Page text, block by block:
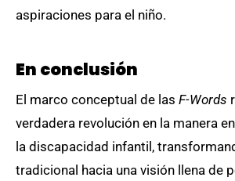
aspiraciones para el niño.
En conclusión
El marco conceptual de las F-Words
verdadera revolución en la manera
la discapacidad infantil,
tradicional hacia una visión llena de